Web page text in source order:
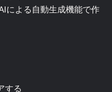
による自動生成機能で作
する